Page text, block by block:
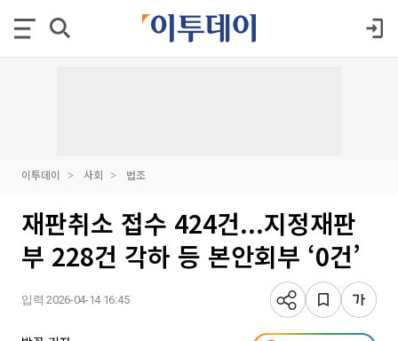
이투데이 사회 법조
재판취소 접수 424건...지정재판
부 228건 각하 등 본안회부 ‘0건’
입력 2026-04-14 16:45